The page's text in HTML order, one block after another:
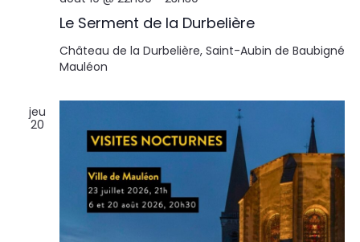
Le Serment de la Durbelière
Château de la Durbelière, Saint-Aubin de Baubigné
Mauléon
jeu
20